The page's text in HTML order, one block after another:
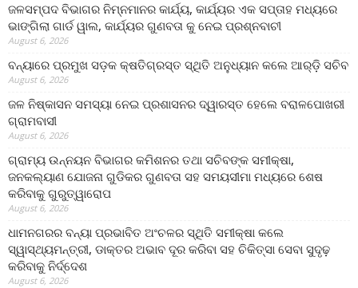
ଜଳସମ୍ପଦ ବିଭାଗର ନିମ୍ନମାନର କାର୍ଯ୍ୟ, କାର୍ଯ୍ୟର ଏକ ସପ୍ତାହ ମଧ୍ୟରେ
ଭାଙ୍ଗିଲା ଗାର୍ଡ ୱାଲ, କାର୍ଯ୍ୟର ଗୁଣବତା କୁ ନେଇ ପ୍ରଶ୍ନବାଚୀ
August 6, 2026
ବନ୍ୟାରେ ପ୍ରମୁଖ ସଡ଼କ କ୍ଷତିଗ୍ରସ୍ତ ସ୍ଥିତି ଅନୁଧ୍ୟାନ କଲେ ଆର୍‌ଡ଼ି ସଚିବ
August 6, 2026
ଜଳ ନିଷ୍କାସନ ସମସ୍ୟା ନେଇ ପ୍ରଶାସନର ଦ୍ୱାରସ୍ତ ହେଲେ ବରାଳପୋଖରୀ
ଗ୍ରାମବାସୀ
August 6, 2026
ଗ୍ରାମ୍ୟ ଉନ୍ନୟନ ବିଭାଗର କମିଶନର ତଥା ସଚିବଙ୍କ ସମୀକ୍ଷା,
ଜନକଲ୍ୟାଣ ଯୋଜନା ଗୁଡିକର ଗୁଣବତା ସହ ସମୟସୀମା ମଧ୍ୟରେ ଶେଷ
କରିବାକୁ ଗୁରୁତ୍ୱାରୋପ
August 6, 2026
ଧାମନଗରର ବନ୍ୟା ପ୍ରଭାବିତ ଅଂଚଳର ସ୍ଥିତି ସମୀକ୍ଷା କଲେ
ସ୍ୱାସ୍ଥ୍ୟମନ୍ତ୍ରୀ, ଡାକ୍ତର ଅଭାବ ଦୂର କରିବା ସହ ଚିକିତ୍ସା ସେବା ସୁଦୃଢ଼
କରିବାକୁ ନିର୍ଦ୍ଦେଶ
August 6, 2026